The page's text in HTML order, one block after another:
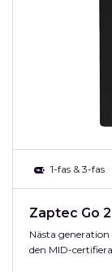
1-fas & 3-fas
Zaptec Go 2
Nästa
den MID-